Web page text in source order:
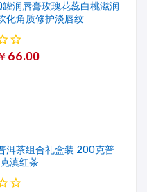
罐润唇膏玫瑰花蕊白桃滋润
化角质修护淡唇纹
￥66.00
洱茶组合礼盒装 200克普
滇红茶